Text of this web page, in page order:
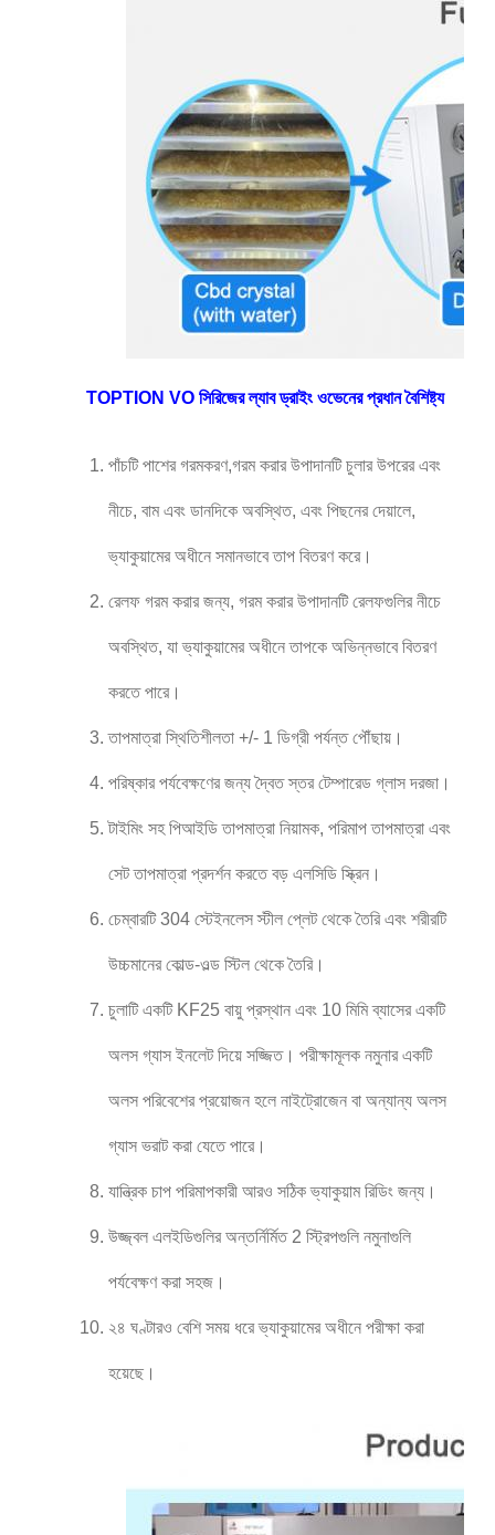
TOPTION VO সিরিজের ল্যাব ড্রাইং ওভেনের প্রধান বৈশিষ্ট্য
পাঁচটি পাশের গরমকরণ,গরম করার উপাদানটি চুলার উপরের এবং
নীচে, বাম এবং ডানদিকে অবস্থিত, এবং পিছনের দেয়ালে,
ভ্যাকুয়ামের অধীনে সমানভাবে তাপ বিতরণ করে।
রেলফ গরম করার জন্য, গরম করার উপাদানটি রেলফগুলির নীচে
অবস্থিত, যা ভ্যাকুয়ামের অধীনে তাপকে অভিন্নভাবে বিতরণ
করতে পারে।
তাপমাত্রা স্থিতিশীলতা +/- 1 ডিগ্রী পর্যন্ত পৌঁছায়।
পরিষ্কার পর্যবেক্ষণের জন্য দ্বৈত স্তর টেম্পারেড গ্লাস দরজা।
টাইমিং সহ পিআইডি তাপমাত্রা নিয়ামক, পরিমাপ তাপমাত্রা এবং
সেট তাপমাত্রা প্রদর্শন করতে বড় এলসিডি স্ক্রিন।
চেম্বারটি 304 স্টেইনলেস স্টীল প্লেট থেকে তৈরি এবং শরীরটি
উচ্চমানের কোল্ড-ওল্ড স্টিল থেকে তৈরি।
চুলাটি একটি KF25 বায়ু প্রস্থান এবং 10 মিমি ব্যাসের একটি
অলস গ্যাস ইনলেট দিয়ে সজ্জিত। পরীক্ষামূলক নমুনার একটি
অলস পরিবেশের প্রয়োজন হলে নাইট্রোজেন বা অন্যান্য অলস
গ্যাস ভরাট করা যেতে পারে।
যান্ত্রিক চাপ পরিমাপকারী আরও সঠিক ভ্যাকুয়াম রিডিং জন্য।
উজ্জ্বল এলইডিগুলির অন্তর্নির্মিত 2 স্ট্রিপগুলি নমুনাগুলি
পর্যবেক্ষণ করা সহজ।
২৪ ঘণ্টারও বেশি সময় ধরে ভ্যাকুয়ামের অধীনে পরীক্ষা করা
হয়েছে।